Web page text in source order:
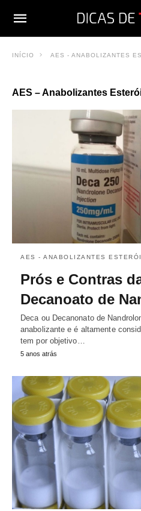
INÍCIO AES - ANABOLIZANTES
AES – Anabolizantes
AES - ANABOLIZANTES
Prós e Contras
Decanoato de
Deca ou Decanonato de
anabolizante e é altamente
tem por objetivo…
5 anos atrás